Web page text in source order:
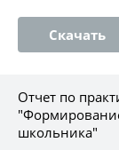
Скачать
Отчет по
школьника"